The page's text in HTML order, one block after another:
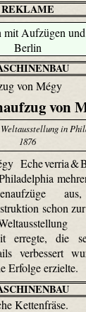
REKLAME
von
in
1876
Eche verria &
schon
erregte, die
verbessert
Erfolge erzielte.